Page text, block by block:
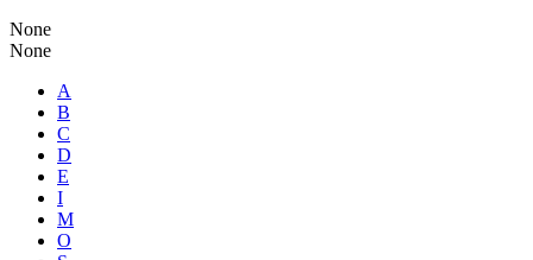
None
None
A
B
C
D
E
I
M
O